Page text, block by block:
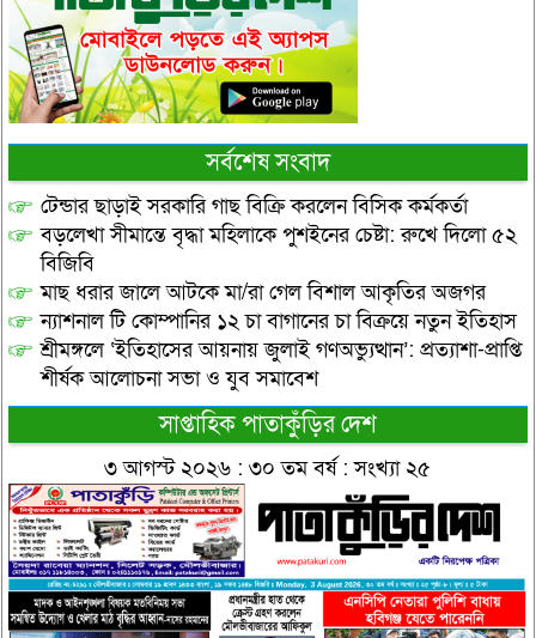
সর্বশেষ সংবাদ
টেন্ডার ছাড়াই সরকারি গাছ বিক্রি করলেন বিসিক কর্মকর্তা
বড়লেখা সীমান্তে বৃদ্ধা মহিলাকে পুশইনের চেষ্টা: রুখে দিলো ৫২
বিজিবি
মাছ ধরার জালে আটকে মা/রা গেল বিশাল আকৃতির অজগর
ন্যাশনাল টি কোম্পানির ১২ চা বাগানের চা বিক্রয়ে নতুন ইতিহাস
শ্রীমঙ্গলে ‘ইতিহাসের আয়নায় জুলাই গণঅভ্যুত্থান’: প্রত্যাশা-প্রাপ্তি
শীর্ষক আলোচনা সভা ও যুব সমাবেশ
সাপ্তাহিক পাতাকুঁড়ির দেশ
৩ আগস্ট ২০২৬ : ৩০ তম বর্ষ : সংখ্যা ২৫